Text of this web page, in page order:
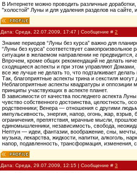
В Интернете можно проводить различные
"холостой" Луны и для удаления разделов на сайте,
Дата: Среда, 22.07.2009, 17:47 | Сообщение # 2
Знание периодов “Луны без курса” важно для
“Луны без курса” соответствует
ситуации в желаемом направлении не предвидится,
Впрочем, кроме общих рекомендаций не делать
сходящиеся аспекты и при этом управляют Домами,
все же лучше не делать то, что подталкивает
Так, благоприятные аспекты трина и секстиля
Неблагоприятные аспекты квадратуры и оппозиции
принципы участвующих в аспекте планет.
В зависимости от качества последнего аспекта
чувство собственного достоинства, целостность,
родственники; Венера — отношения с другими
импульсивность, энергия, напор, огонь, жар,
ограничения, препятствия, мрачные мысли,
единомышленники, независимость, свобода,
Нептун — идеи, фантазии, воображение, сны,
музыка, лекарства, жидкости, напитки, алкоголь,
напор, подавленность, трансформация, изменения,
Дата: Среда, 29.07.2009, 12:15 | Сообщение # 3